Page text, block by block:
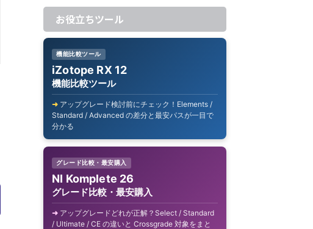
【期間限定】
お役立ちツール
機能比較ツール
iZotope RX 12
機能比較ツール
アップグレード検討前にチェック！Elements /
Standard / Advanced の差分と最安パスが一目で
分かる
グレード比較・最安購入
NI Komplete 26
グレード比較・最安購入
アップグレードどれが正解？Select / Standard
/ Ultimate / CE の違いと Crossgrade 対象をまと